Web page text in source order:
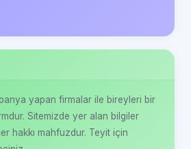
yapan firmalar ile bireyleri bir
Sitemizde yer alan bilgiler
hakkı mahfuzdur. Teyit için